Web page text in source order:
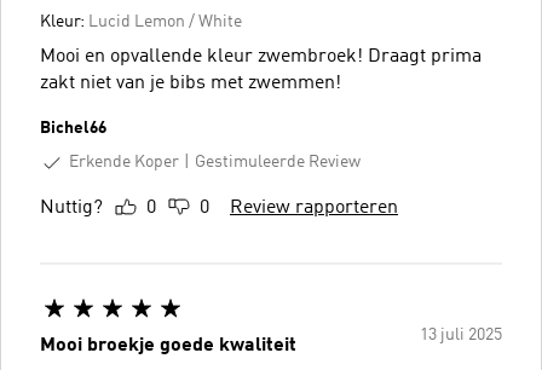
Kleur: Lucid Lemon / White
Mooi en opvallende kleur zwembroek! Draagt prima
zakt niet van je bibs met zwemmen!
Bichel66
Erkende Koper
Gestimuleerde Review
Nuttig? 0 0 Review rapporteren
13 juli 2025
Mooi broekje goede kwaliteit